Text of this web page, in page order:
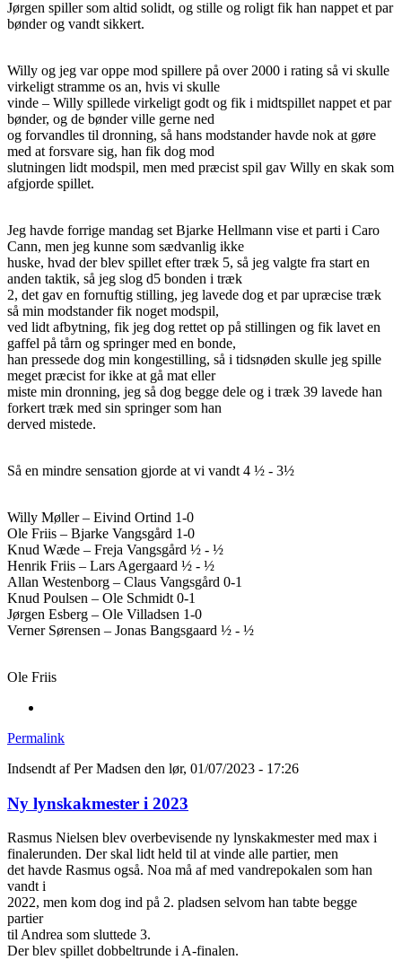
Jørgen spiller som altid solidt, og stille og roligt fik han nappet et par
bønder og vandt sikkert.
Willy og jeg var oppe mod spillere på over 2000 i rating så vi skulle
virkeligt stramme os an, hvis vi skulle
vinde – Willy spillede virkeligt godt og fik i midtspillet nappet et par
bønder, og de bønder ville gerne ned
og forvandles til dronning, så hans modstander havde nok at gøre
med at forsvare sig, han fik dog mod
slutningen lidt modspil, men med præcist spil gav Willy en skak som
afgjorde spillet.
Jeg havde forrige mandag set Bjarke Hellmann vise et parti i Caro
Cann, men jeg kunne som sædvanlig ikke
huske, hvad der blev spillet efter træk 5, så jeg valgte fra start en
anden taktik, så jeg slog d5 bonden i træk
2, det gav en fornuftig stilling, jeg lavede dog et par upræcise træk
så min modstander fik noget modspil,
ved lidt afbytning, fik jeg dog rettet op på stillingen og fik lavet en
gaffel på tårn og springer med en bonde,
han pressede dog min kongestilling, så i tidsnøden skulle jeg spille
meget præcist for ikke at gå mat eller
miste min dronning, jeg så dog begge dele og i træk 39 lavede han
forkert træk med sin springer som han
derved mistede.
Så en mindre sensation gjorde at vi vandt 4 ½ - 3½
Willy Møller – Eivind Ortind 1-0
Ole Friis – Bjarke Vangsgård 1-0
Knud Wæde – Freja Vangsgård ½ - ½
Henrik Friis – Lars Agergaard ½ - ½
Allan Westenborg – Claus Vangsgård 0-1
Knud Poulsen – Ole Schmidt 0-1
Jørgen Esberg – Ole Villadsen 1-0
Verner Sørensen – Jonas Bangsgaard ½ - ½
Ole Friis
Permalink
Indsendt afPer Madsen den lør, 01/07/2023 - 17:26
Ny lynskakmester i 2023
Rasmus Nielsen blev overbevisende ny lynskakmester med max i
finalerunden. Der skal lidt held til at vinde alle partier, men
det havde Rasmus også. Noa må af med vandrepokalen som han
vandt i
2022, men kom dog ind på 2. pladsen selvom han tabte begge
partier
til Andrea som sluttede 3.
Der blev spillet dobbeltrunde i A-finalen.